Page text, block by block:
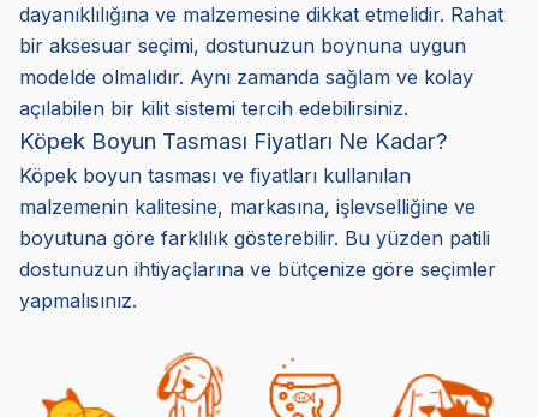
dayanıklılığına ve malzemesine dikkat etmelidir. Rahat
bir aksesuar seçimi, dostunuzun boynuna uygun
modelde olmalıdır. Aynı zamanda sağlam ve kolay
açılabilen bir kilit sistemi tercih edebilirsiniz.
Köpek Boyun Tasması Fiyatları Ne Kadar?
Köpek boyun tasması ve fiyatları kullanılan
malzemenin kalitesine, markasına, işlevselliğine ve
boyutuna göre farklılık gösterebilir. Bu yüzden patili
dostunuzun ihtiyaçlarına ve bütçenize göre seçimler
yapmalısınız.